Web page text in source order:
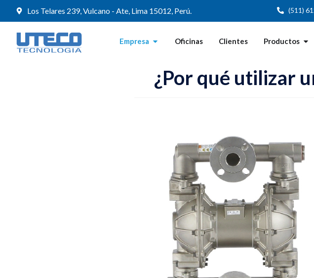
Los Telares 239, Vulcano - Ate, Lima 15012, Perú. (511)
Empresa Oficinas Clientes Productos
¿Por qué utilizar